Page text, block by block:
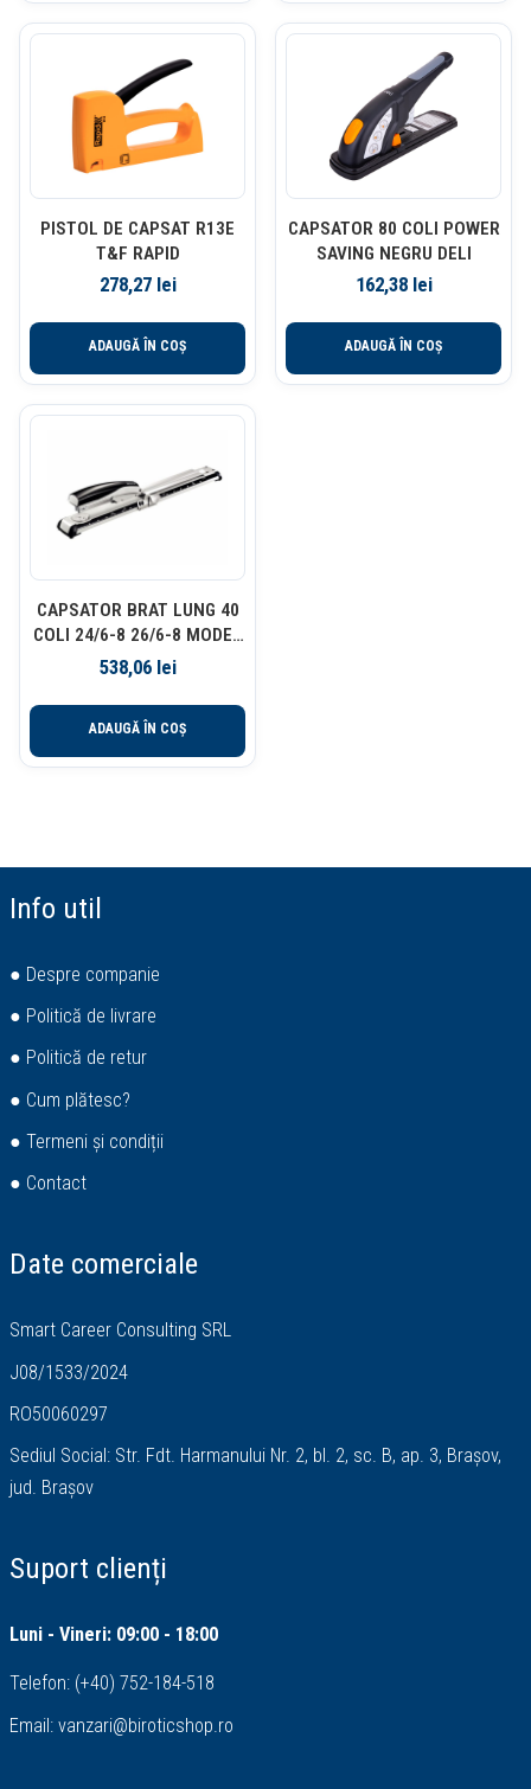
PISTOL DE CAPSAT R13E
T&F RAPID
278,27 lei
ADAUGĂ ÎN COȘ
CAPSATOR 80 COLI POWER
SAVING NEGRU DELI
162,38 lei
ADAUGĂ ÎN COȘ
CAPSATOR BRAT LUNG 40
COLI 24/6-8 26/6-8 MODEL
5560 NEGRU LEITZ
538,06 lei
ADAUGĂ ÎN COȘ
Info util
● Despre companie
● Politică de livrare
● Politică de retur
● Cum plătesc?
● Termeni și condiții
● Contact
Date comerciale
Smart Career Consulting SRL
J08/1533/2024
RO50060297
Sediul Social: Str. Fdt. Harmanului Nr. 2, bl. 2, sc. B, ap. 3, Brașov,
jud. Brașov
Suport clienți
Luni - Vineri: 09:00 - 18:00
Telefon: (+40) 752-184-518
Email: vanzari@biroticshop.ro